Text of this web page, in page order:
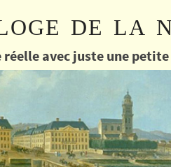
de la
avec juste une